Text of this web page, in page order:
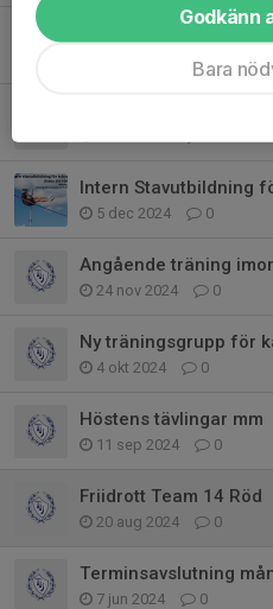
Intern Stavutbildning
5 dec 2024 0
24 nov 2024 0
Ny träningsgrupp för
4 okt 2024 0
Höstens tävlingar mm
11 sep 2024 0
Friidrott Team 14 Röd
20 aug 2024 0
Terminsavslutning
7 jun 2024 0
Godkänn
Bara